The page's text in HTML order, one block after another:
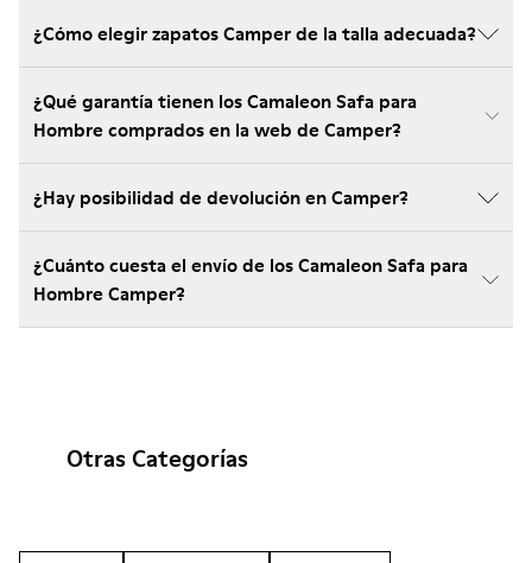
¿Cómo elegir zapatos Camper de la talla adecuada?
¿Qué garantía tienen los Camaleon Safa para
Hombre comprados en la web de Camper?
¿Hay posibilidad de devolución en Camper?
¿Cuánto cuesta el envío de los Camaleon Safa para
Hombre Camper?
Otras Categorías